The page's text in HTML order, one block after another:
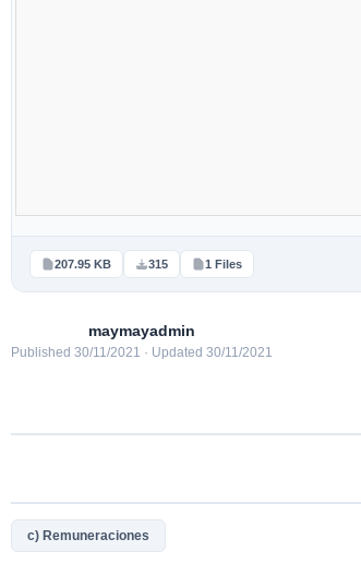
207.95 KB 315 1 Files
maymayadmin
Published 30/11/2021 · Updated 30/11/2021
c) Remuneraciones